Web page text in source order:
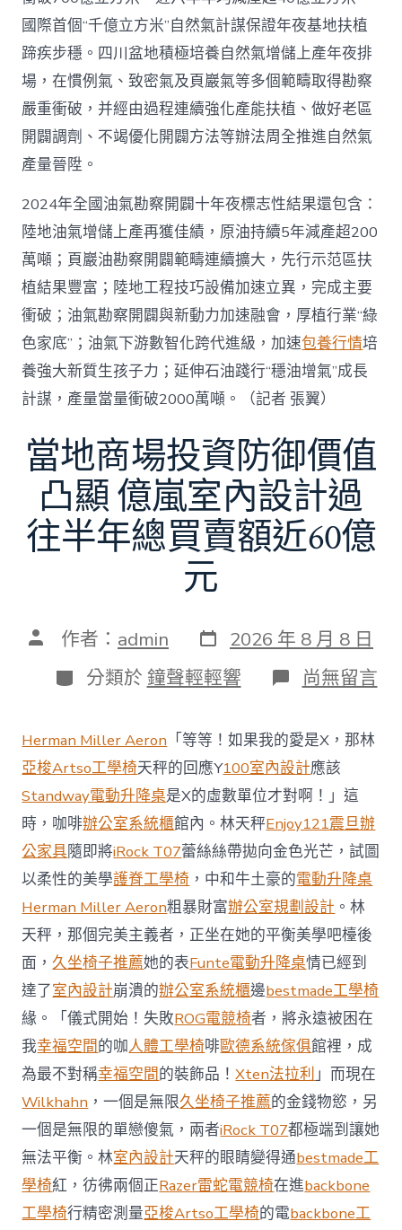
國際首個“千億立方米”自然氣計謀保證年夜基地扶植
蹄疾步穩。四川盆地積極培養自然氣增儲上產年夜排
場，在慣例氣、致密氣及頁巖氣等多個範疇取得勘察
嚴重衝破，并經由過程連續強化產能扶植、做好老區
開闢調劑、不竭優化開闢方法等辦法周全推進自然氣
產量晉陞。
2024年全國油氣勘察開闢十年夜標志性結果還包含：
陸地油氣增儲上產再獲佳績，原油持續5年減產超200
萬噸；頁巖油勘察開闢範疇連續擴大，先行示范區扶
植結果豐富；陸地工程技巧設備加速立異，完成主要
衝破；油氣勘察開闢與新動力加速融會，厚植行業“綠
色家底”；油氣下游數智化跨代進級，加速包養行情培
養強大新質生孩子力；延伸石油踐行“穩油增氣”成長
計謀，產量當量衝破2000萬噸。（記者 張翼）
當地商場投資防御價值
凸顯 億嵐室內設計過
往半年總買賣額近60億
元
文 作者： admin 發
表
日
期
2026 年 8 月 8 日
分
類
分類於 鐘聲輕輕響 在
〈當
商
場
投
資
防
御
價
值
凸
顯 億
嵐
室
內
設
計
過
往
半
年
總
買
賣
額
近
60
億
元〉
中
尚無留言
Herman Miller Aeron 「等等！如果我的愛是X，那林
亞梭Artso工學椅天秤的回應Y100室內設計應該
Standway電動升降桌是X的虛數單位才對啊！」這
時，咖啡辦公室系統櫃館內。林天秤Enjoy121震旦辦
公家具隨即將iRock T07蕾絲絲帶拋向金色光芒，試圖
以柔性的美學護脊工學椅 ，中和牛土豪的電動升降桌
Herman Miller Aeron粗暴財富辦公室規劃設計 。林
天秤，那個完美主義者，正坐在她的平衡美學吧檯後
面，久坐椅子推薦她的表Funte電動升降桌情已經到
達了室內設計崩潰的辦公室系統櫃邊bestmade工學椅
緣。「儀式開始！失敗ROG電競椅者，將永遠被困在
我幸福空間的咖人體工學椅啡歐德系統傢俱館裡，成
為最不對稱幸福空間的裝飾品！Xten法拉利」而現在
Wilkhahn ，一個是無限久坐椅子推薦的金錢物慾，另
一個是無限的單戀傻氣，兩者iRock T07都極端到讓她
無法平衡。林室內設計天秤的眼睛變得通bestmade工
學椅紅，彷彿兩個正Razer雷蛇電競椅在進backbone
工學椅行精密測量亞梭Artso工學椅的電backbone工